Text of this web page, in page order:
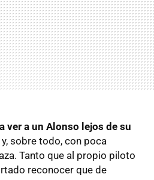
ver a un Alonso lejos de su
sobre todo, con poca
Tanto que al propio piloto
reconocer que de